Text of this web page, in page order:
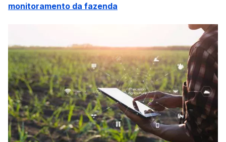
monitoramento da fazenda